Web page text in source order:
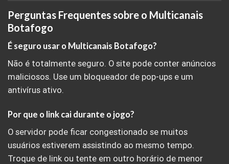
Perguntas Frequentes sobre o Multicanais
Botafogo
É seguro usar o Multicanais Botafogo?
Não é totalmente seguro. O site pode conter anúncios
maliciosos. Use um bloqueador de pop-ups e um
antivírus ativo.
Por que o link cai durante o jogo?
O servidor pode ficar congestionado se muitos
usuários estiverem assistindo ao mesmo tempo.
Troque de link ou tente em outro horário de menor